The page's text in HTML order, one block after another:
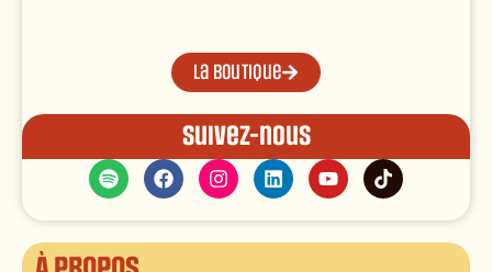
La boutique
Suivez-nous